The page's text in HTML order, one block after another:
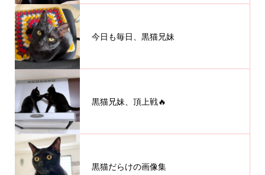
今日も毎日、黒猫兄妹
黒猫兄妹、頂上戦🔥
黒猫だらけの画像集